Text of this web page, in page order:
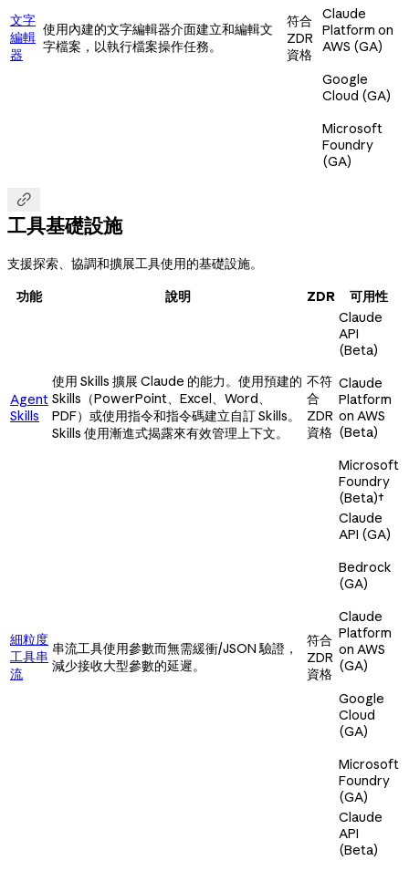
文字
編輯
器
使用內建的文字編輯器介面建立和編輯文
字檔案，以執行檔案操作任務。
符合
ZDR
資格
Claude
Platform on
AWS (GA)
Google
Cloud (GA)
Microsoft
Foundry
(GA)

工具基礎設施
支援探索、協調和擴展工具使用的基礎設施。
功能
說明 ZDR 可用性
Agent
Skills
使用 Skills 擴展 Claude 的能力。使用預建的
Skills（PowerPoint、Excel、Word、
PDF）或使用指令和指令碼建立自訂 Skills。
Skills 使用漸進式揭露來有效管理上下文。
不符
合
ZDR
資格
Claude
API
(Beta)
Claude
Platform
on AWS
(Beta)
Microsoft
Foundry
(Beta)†
細粒度
工具串
流
串流工具使用參數而無需緩衝/JSON 驗證，
減少接收大型參數的延遲。
符合
ZDR
資格
Claude
API (GA)
Bedrock
(GA)
Claude
Platform
on AWS
(GA)
Google
Cloud
(GA)
Microsoft
Foundry
(GA)
Claude
API
(Beta)